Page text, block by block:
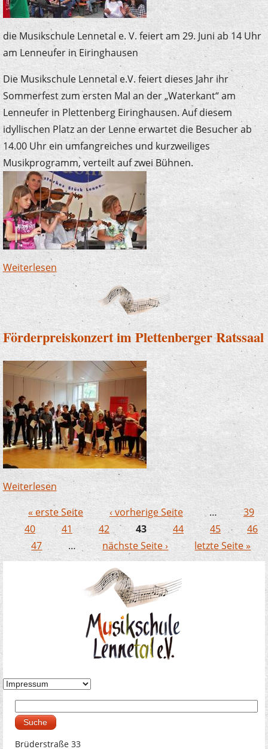
die Musikschule Lennetal e. V. feiert am 29. Juni ab 14 Uhr
am Lenneufer in Eiringhausen
Die Musikschule Lennetal e.V. feiert dieses Jahr ihr
Sommerfest zum ersten Mal an der „Waterkant“ am
Lenneufer in Plettenberg Eiringhausen. Auf diesem
idyllischen Platz an der Lenne erwartet die Besucher ab
14.00 Uhr ein umfangreiches und kurzweiliges
Musikprogramm, verteilt auf zwei Bühnen.
Weiterlesen über Musikschulfest an der "Waterkant" in
Plettenberg
Förderpreiskonzert im Plettenberger Ratssaal
Weiterlesen über Förderpreiskonzert im Plettenberger
Ratssaal
Seiten
« erste Seite ‹ vorherige Seite …
39
40
41 42 43 44 45
46
47
… nächste Seite › letzte Seite »
Suchformular
Brüderstraße 33